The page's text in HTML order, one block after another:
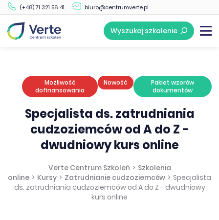
(+48) 71 321 56 41 biuro@centrumverte.pl
Wyszukaj szkolenie
Możliwość
dofinansowania
Nowość
Pakiet wzorów
dokumentów
Specjalista ds. zatrudniania
cudzoziemców od A do Z -
dwudniowy kurs online
Verte Centrum Szkoleń > Szkolenia
online > Kursy > Zatrudnianie cudzoziemców > Specjalista
ds. zatrudniania cudzoziemców od A do Z - dwudniowy
kurs online